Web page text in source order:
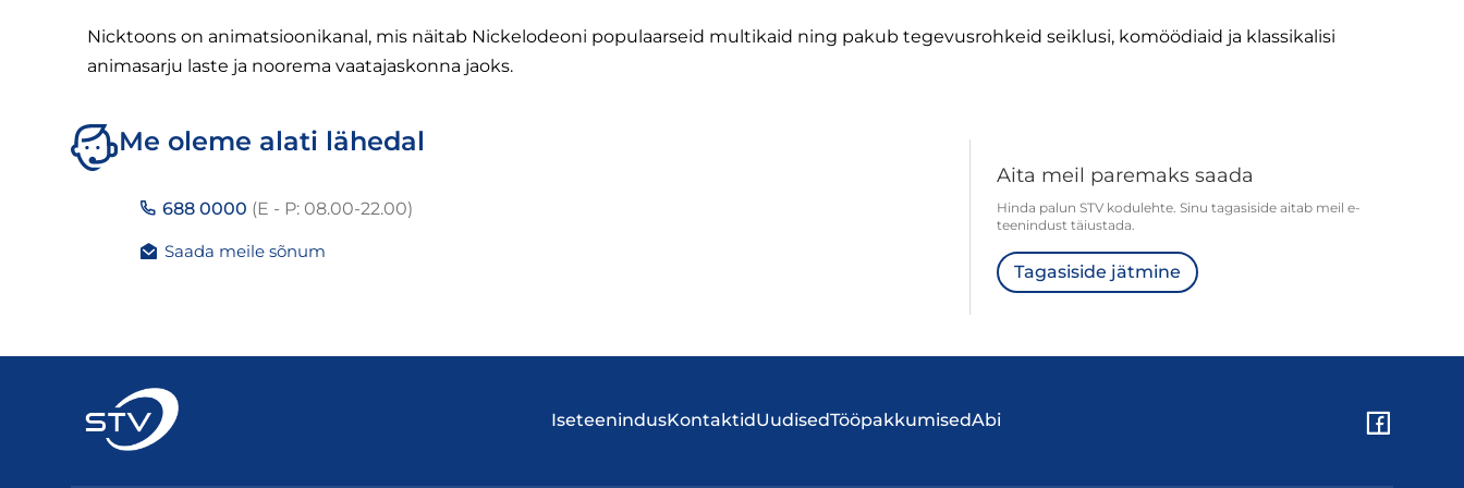
Nicktoons on animatsioonikanal, mis näitab Nickelodeoni populaarseid multikaid ning pakub tegevusrohkeid seiklusi, komöödiaid ja klassikalisi
animasarju laste ja noorema vaatajaskonna jaoks.
Me oleme alati lähedal
688 0000 (E - P: 08.00-22.00)
Saada meile sõnum
Aita meil paremaks saada
Hinda palun STV kodulehte. Sinu tagasiside aitab meil e-
teenindust täiustada.
Tagasiside jätmine
IseteenindusKontaktidUudisedTööpakkumisedAbi